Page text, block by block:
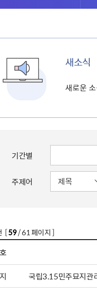
새소식
새로운
기간별
주제어
[59/ 61 페이지 ]
국립3.15민주묘지관